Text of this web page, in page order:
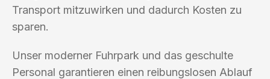
Transport mitzuwirken und dadurch Kosten zu
sparen.
Unser moderner Fuhrpark und das geschulte
Personal garantieren einen reibungslosen Ablauf